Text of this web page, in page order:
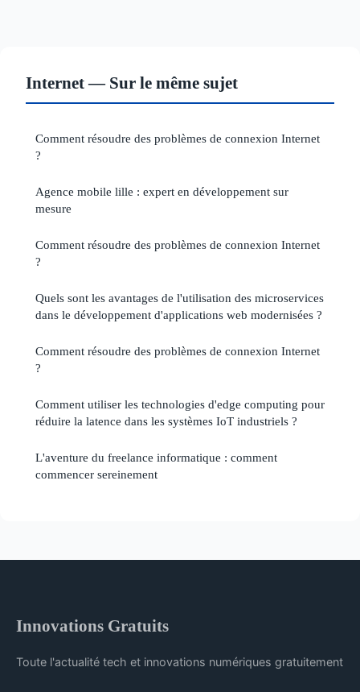
Internet — Sur le même sujet
Comment résoudre des problèmes de connexion Internet
?
Agence mobile lille : expert en développement sur
mesure
Comment résoudre des problèmes de connexion Internet
?
Quels sont les avantages de l'utilisation des microservices
dans le développement d'applications web modernisées ?
Comment résoudre des problèmes de connexion Internet
?
Comment utiliser les technologies d'edge computing pour
réduire la latence dans les systèmes IoT industriels ?
L'aventure du freelance informatique : comment
commencer sereinement
Innovations Gratuits
Toute l'actualité tech et innovations numériques gratuitement